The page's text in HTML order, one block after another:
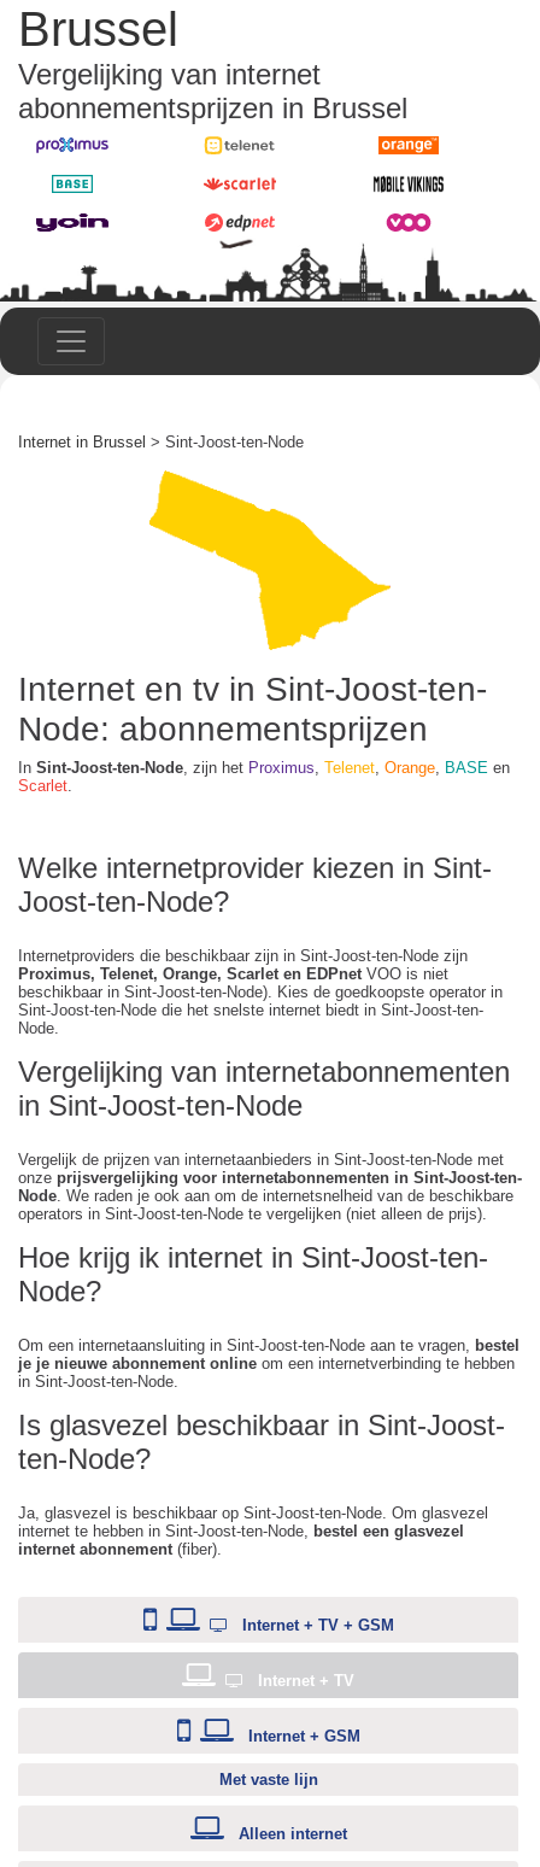
Brussel
Vergelijking van internet
abonnementsprijzen in Brussel
Internet in Brussel > Sint-Joost-ten-Node
Internet en tv in Sint-Joost-ten-
Node: abonnementsprijzen
In Sint-Joost-ten-Node , zijn het Proximus Telenet Orange BASE en
Scarlet
Welke internetprovider kiezen in Sint-
Joost-ten-Node?
Internetproviders die beschikbaar zijn in Sint-Joost-ten-Node zijn
Proximus, Telenet, Orange, Scarlet en EDPnet VOO is niet
beschikbaar in Sint-Joost-ten-Node). Kies de goedkoopste operator in
Sint-Joost-ten-Node die het snelste internet biedt in Sint-Joost-ten-
Node.
Vergelijking van internetabonnementen
in Sint-Joost-ten-Node
Vergelijk de prijzen van internetaanbieders in Sint-Joost-ten-Node met
onze prijsvergelijking voor internetabonnementen in Sint-Joost-ten-
Node . We raden je ook aan om de internetsnelheid van de beschikbare
operators in Sint-Joost-ten-Node te vergelijken (niet alleen de prijs).
Hoe krijg ik internet in Sint-Joost-ten-
Node?
Om een internetaansluiting in Sint-Joost-ten-Node aan te vragen, bestel
je je nieuwe abonnement online om een internetverbinding te hebben
in Sint-Joost-ten-Node.
Is glasvezel beschikbaar in Sint-Joost-
ten-Node?
Ja, glasvezel is beschikbaar op Sint-Joost-ten-Node. Om glasvezel
internet te hebben in Sint-Joost-ten-Node, bestel een glasvezel
internet abonnement (fiber).
Internet + TV + GSM
Internet + TV
Internet + GSM
Met vaste lijn
Alleen internet